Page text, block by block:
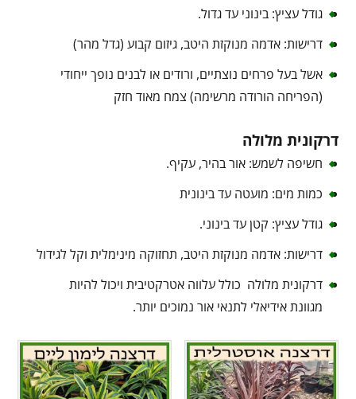
גודל עציץ: בינוני עד גדול.
דרישות: אדמה מנוקזת היטב, גיזום קבוע (גדל מהר)
אשל בעל פרחים נוצתיים, ורודים או לבנים נופך ייחודי
(הפריחה הורודה מרשימה) צמח מאוד חזק
דרקונית מלולה
חשיפה לשמש: אור בהיר, עקיף.
כמות מים: מועטה עד בינונית
גודל עציץ: קטן עד בינוני.
דרישות: אדמה מנוקזת היטב, תחזוקה מינימלית וקל לגידול
דרקונית מלולה כולל עלווה אטרקטיבית ויכול להיות
מגוונת אידיאלי לתנאי אור נמוכים יותר.